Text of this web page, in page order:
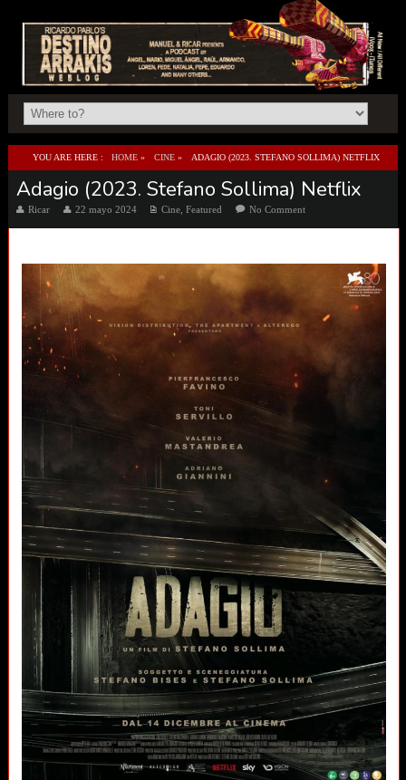
YOU ARE HERE : HOME » CINE » ADAGIO (2023. STEFANO SOLLIMA) NETFLIX
Adagio (2023. Stefano Sollima) Netflix
Ricar 22 mayo 2024 Cine, Featured No Comment